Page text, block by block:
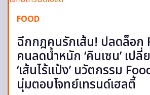
FOOD
ฉีกกฎคนรักเส้น! ปลดล็อก
คนลดน้ำหนัก ‘คินเซน’ เปลี่
‘เส้นไร้แป้ง’ นวัตกรรม
นุ่มตอบโจทย์เทรนด์เฮลตี้